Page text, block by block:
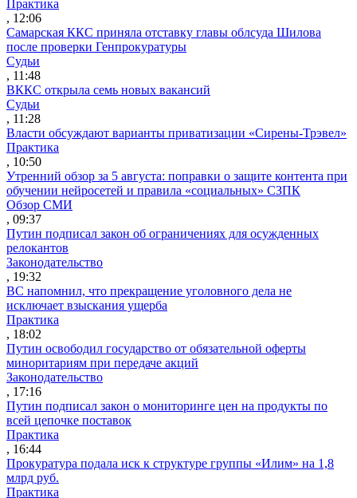
Практика
, 12:06
Самарская ККС приняла отставку главы облсуда Шилова
после проверки Генпрокуратуры
Судьи
, 11:48
ВККС открыла семь новых вакансий
Судьи
, 11:28
Власти обсуждают варианты приватизации «Сирены-Трэвел»
Практика
, 10:50
Утренний обзор за 5 августа: поправки о защите контента при
обучении нейросетей и правила «социальных» СЗПК
Обзор СМИ
, 09:37
Путин подписал закон об ограничениях для осужденных
релокантов
Законодательство
, 19:32
ВС напомнил, что прекращение уголовного дела не
исключает взыскания ущерба
Практика
, 18:02
Путин освободил государство от обязательной оферты
миноритариям при передаче акций
Законодательство
, 17:16
Путин подписал закон о мониторинге цен на продукты по
всей цепочке поставок
Практика
, 16:44
Прокуратура подала иск к структуре группы «Илим» на 1,8
млрд руб.
Практика